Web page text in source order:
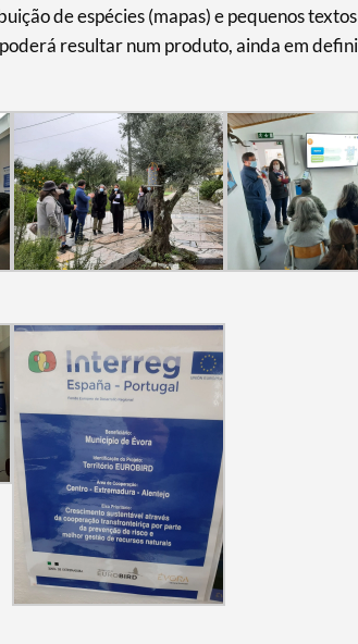
de espécies (mapas) e pequenos
resultar num produto, ainda em